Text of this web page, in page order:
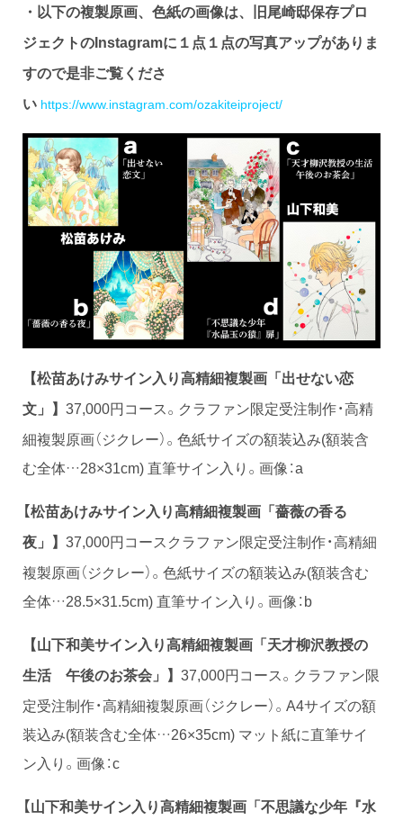
・以下の複製原画、色紙の画像は、旧尾崎邸保存プロ
ジェクトの Instagramに１点１点の写真アップがありま
すので是非ご覧くださ
い https://www.instagram.com/ozakiteiproject/
【松苗あけみサイン入り高精細複製画「出せない恋
文」】 37,000円コース。クラファン限定受注制作・高精
細複製原画（ジクレー）。色紙サイズの額装込み(額装含
む全体…28×31cm) 直筆サイン入り。画像：a
【松苗あけみサイン入り高精細複製画「薔薇の香る
夜」】 37,000円コースクラファン限定受注制作・高精細
複製原画（ジクレー）。色紙サイズの額装込み(額装含む
全体…28.5×31.5cm) 直筆サイン入り。画像：b
【山下和美サイン入り高精細複製画「天才柳沢教授の
生活 午後のお茶会」】 37,000円コース。クラファン限
定受注制作・高精細複製原画（ジクレー）。A4サイズの額
装込み(額装含む全体…26×35cm) マット紙に直筆サイ
ン入り。画像：c
【山下和美サイン入り高精細複製画「不思議な少年『水